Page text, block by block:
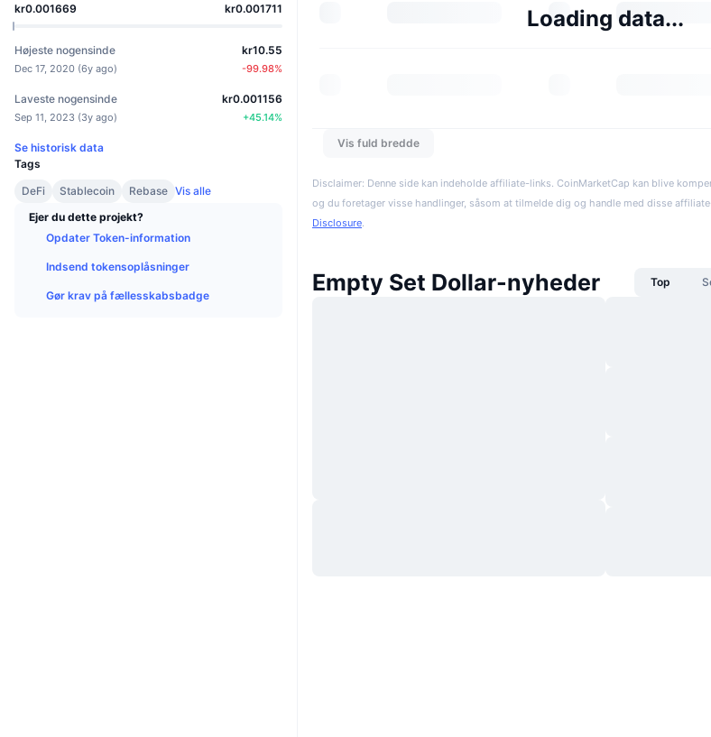
kr0.001669
kr0.001711
Højeste nogensinde
Dec 17, 2020 (6y ago)
kr10.55
-99.98%
Laveste nogensinde
Sep 11, 2023 (3y ago)
kr0.001156
+45.14%
Se historisk data
Tags
DeFi
Stablecoin Rebase Vis alle
Ejer du dette projekt?
Opdater Token-information
Indsend tokensoplåsninger
Gør krav på fællesskabsbadge
Loading data...
Vis fuld bredde
Disclaimer: Denne side kan indeholde affiliate-links. CoinMarketCap kan blive
og du foretager visse handlinger, såsom at tilmelde dig og handle med disse
Disclosure.
Empty Set Dollar-nyheder Top